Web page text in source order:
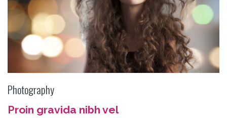
Photography
Proin gravida nibh vel